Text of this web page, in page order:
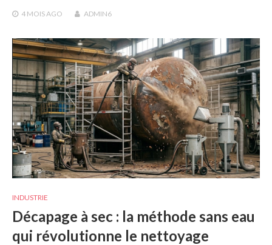
4 MOISAGO ADMIN6
INDUSTRIE
Décapage à sec : la méthode sans eau
qui révolutionne le nettoyage